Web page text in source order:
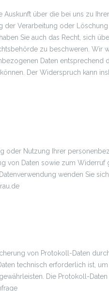
Auskunft über die bei uns zu
der Verarbeitung oder
Sie auch das Recht, sich
zu beschweren. Wir
Daten entsprechend
Der Widerspruch kann
oder Nutzung Ihrer
von Daten sowie zum
wenden Sie
von Protokoll-Daten
technisch erforderlich ist,
Die Protokoll-